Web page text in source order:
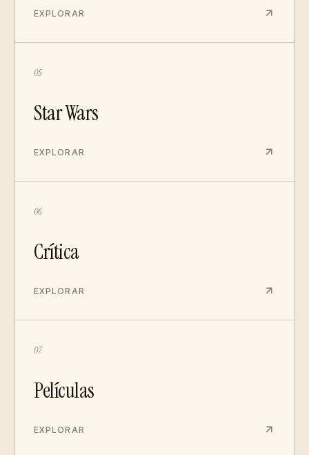
EXPLORAR
05
Star Wars
EXPLORAR
06
Crítica
EXPLORAR
07
Películas
EXPLORAR